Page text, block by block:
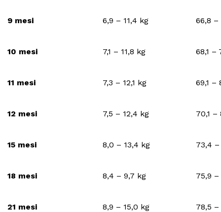
9 mesi 6,9 – 11,4 kg 66,8 –
10 mesi 7,1 – 11,8 kg 68,1 –
11 mesi 7,3 – 12,1 kg 69,1 –
12 mesi 7,5 – 12,4 kg 70,1 –
15 mesi 8,0 – 13,4 kg 73,4 –
18 mesi 8,4 – 9,7 kg 75,9
21 mesi 8,9 – 15,0 kg 78,5